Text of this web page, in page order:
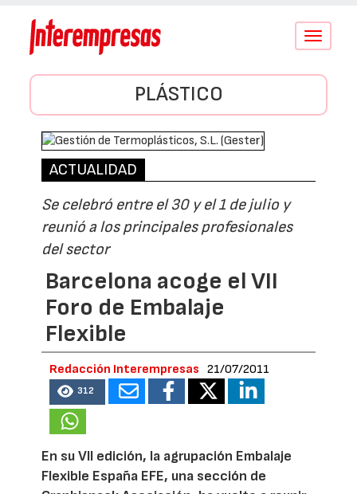
Conmutar
PLÁSTICO
ACTUALIDAD
Se celebró entre el 30 y el 1 de julio y
reunió a los principales profesionales
del sector
Barcelona acoge el VII
Foro de Embalaje
Flexible
Redacción Interempresas 21/07/2011
312
En su VII edición, la agrupación Embalaje
Flexible España EFE, una sección de